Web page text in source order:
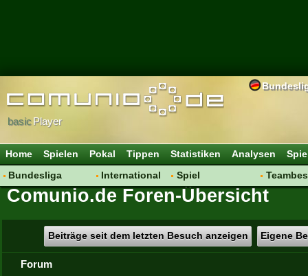
basicPlayer
Home Spielen Pokal Tippen Statistiken Analysen
Bundesliga
Hot News
Spielanalyse
Vereinsdiskussion
Vereinsfragen
International
Vereine
Spiel
Regeln & Tipps
Comunio.de Foren-Übersicht
Beiträge seit dem letzten Besuch anzeigen Eigene
Forum